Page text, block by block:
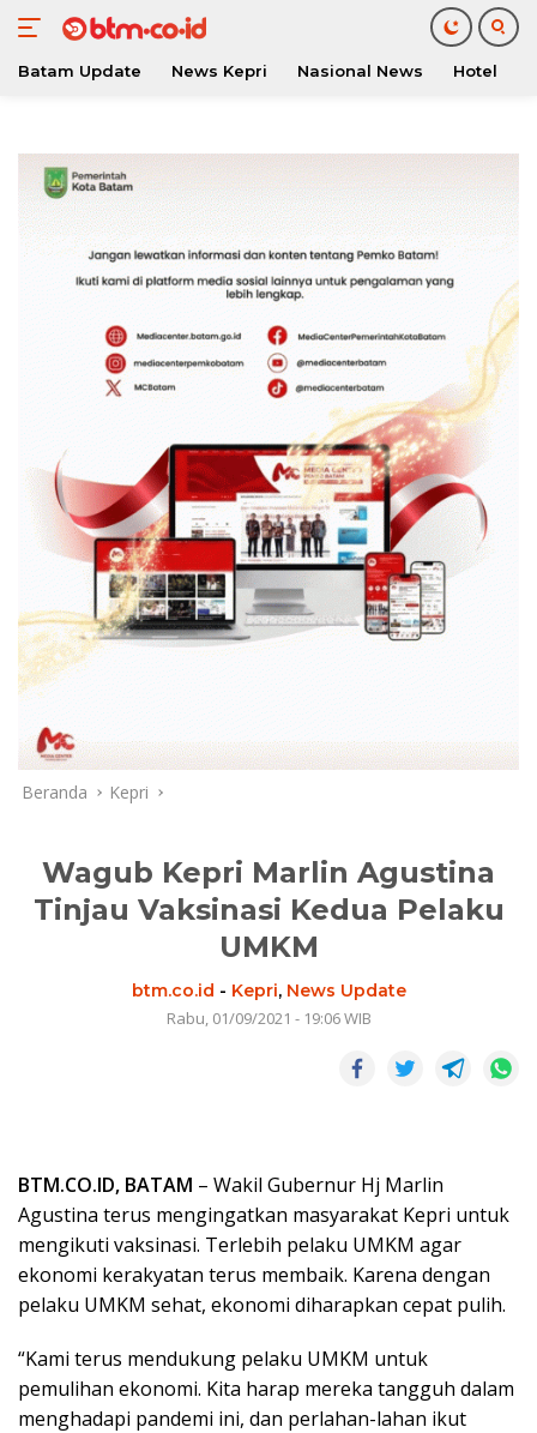
konten
Batam Update News Kepri Nasional News Hotel
Beranda Kepri
Wagub Kepri Marlin Agustina
Tinjau Vaksinasi Kedua Pelaku
UMKM
btm.co.id - Kepri, News Update
Rabu, 01/09/2021 - 19:06 WIB
BTM.CO.ID, BATAM – Wakil Gubernur Hj Marlin
Agustina terus mengingatkan masyarakat Kepri untuk
mengikuti vaksinasi. Terlebih pelaku UMKM agar
ekonomi kerakyatan terus membaik. Karena dengan
pelaku UMKM sehat, ekonomi diharapkan cepat pulih.
“Kami terus mendukung pelaku UMKM untuk
pemulihan ekonomi. Kita harap mereka tangguh dalam
menghadapi pandemi ini, dan perlahan-lahan ikut